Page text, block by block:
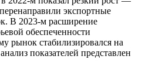
экспортные
В 2023-м расширение
обеспеченности
рынок стабилизировался на
показателей представлен